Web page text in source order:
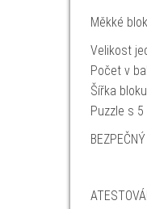
Měkké
Velikost
Počet v
Šířka
Puzzle s